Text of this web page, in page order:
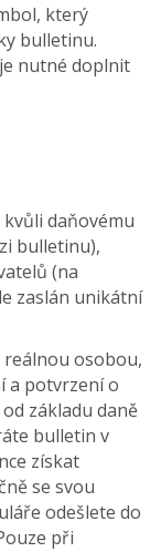
který
bulletinu.
nutné doplnit
daňovému
bulletinu),
(na
zaslán unikátní
reálnou osobou,
a potvrzení o
základu daně
bulletin v
získat
se svou
odešlete do
při